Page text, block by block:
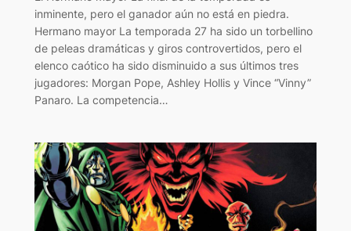
inminente, pero el ganador aún no está en piedra.
Hermano mayor La temporada 27 ha sido un torbellino
de peleas dramáticas y giros controvertidos, pero el
elenco caótico ha sido disminuido a sus últimos tres
jugadores: Morgan Pope, Ashley Hollis y Vince “Vinny”
Panaro. La competencia…